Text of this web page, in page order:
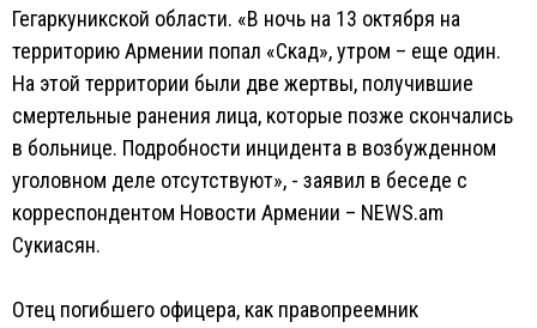
Гегаркуникской области. «В ночь на 13 октября на
территорию Армении попал «Скад», утром – еще один.
На этой территории были две жертвы, получившие
смертельные ранения лица, которые позже скончались
в больнице. Подробности инцидента в возбужденном
уголовном деле отсутствуют», - заявил в беседе с
корреспондентом Новости Армении – NEWS.am
Сукиасян.
Отец погибшего офицера, как правопреемник